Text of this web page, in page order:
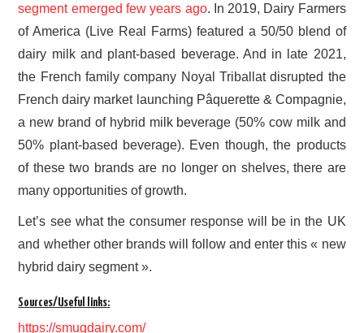
segment emerged few years ago. In 2019, Dairy Farmers
of America (Live Real Farms) featured a 50/50 blend of
dairy milk and plant-based beverage. And in late 2021,
the French family company Noyal Triballat disrupted the
French dairy market launching Pâquerette & Compagnie,
a new brand of hybrid milk beverage (50% cow milk and
50% plant-based beverage). Even though, the products
of these two brands are no longer on shelves, there are
many opportunities of growth.
Let’s see what the consumer response will be in the UK
and whether other brands will follow and enter this « new
hybrid dairy segment ».
Sources/Useful links:
https://smugdairy.com/